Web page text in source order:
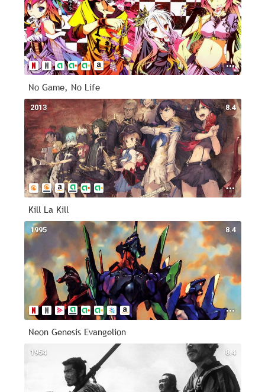
No Game, No Life
8.4
2013
Kill La Kill
8.4
1995
Neon Genesis Evangelion
8.4
1954